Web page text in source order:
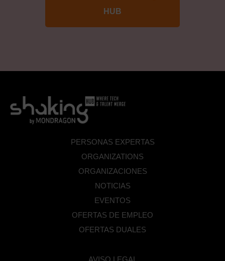
*
PERSONAS EXPERTAS
ORGANIZATIONS
ORGANIZACIONES
NOTICIAS
EVENTOS
OFERTAS DE EMPLEO
OFERTAS DUALES
AVISO LEGAL